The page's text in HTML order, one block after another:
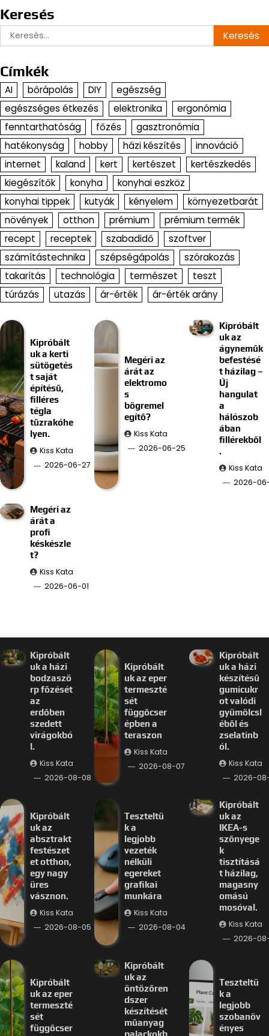
Keresés
Keresés:
Címkék
AI bőrápolás DIY
egészség
egészséges étkezés
elektronika
ergonómia
fenntarthatóság
főzés
gasztronómia
hatékonyság
hobby házi készítés
innováció
internet
kaland kert kertészet
kertészkedés
kiegészítők
konyha
konyhai eszköz
konyhai tippek
kutyák kényelem
környezetbarát
növények
otthon prémium
prémium termék
recept
receptek szabadidő
szoftver
számítástechnika
szépségápolás
szórakozás
takarítás
technológia természet
teszt
túrázás
utazás ár-érték ár-érték arány
Kipróbált
uk a kerti
sütögetés
t saját
építésű,
filléres
tégla
tűzrakóhe
lyen.
Kiss Kata
2026-06-27
Megéri az
árát az
elektromo
s
bögremel
egítő?
Kiss Kata
2026-06-25
Kipróbált
uk az
ágyneműk
befestésé
t házilag –
Új
hangulat
a
hálószob
ában
fillérekből
.
Kiss Kata
2026-
Megéri az
árát a
profi
késkészle
t?
Kiss Kata
2026-06-01
Kipróbált
uk a házi
bodzaszö
rp főzését
az
erdőben
szedett
virágokbó
l.
Kiss Kata
2026-08-08
Kipróbált
uk az eper
termeszté
sét
függőcser
épben a
teraszon
Kiss Kata
2026-08-07
Kipróbált
uk a házi
készítésű
gumicukr
ot valódi
gyümölcsl
éből és
zselatinb
ól.
Kiss Kata
2026-
Kipróbált
uk az
absztrakt
festészet
et otthon,
egy nagy
üres
vásznon.
Kiss Kata
2026-08-05
Teszteltü
k a
legjobb
vezeték
nélküli
egereket
grafikai
munkára
Kiss Kata
2026-08-04
Kipróbált
uk az
IKEA-s
szőnyege
k
tisztításá
t házilag,
magasny
omású
mosóval.
Kiss Kata
2026-
Kipróbált
uk az eper
termeszté
sét
függőcser
Kipróbált
uk az
öntözőren
dszer
készítését
műanyag
palackokb
Teszteltü
k a
legjobb
szobanöv
ényes